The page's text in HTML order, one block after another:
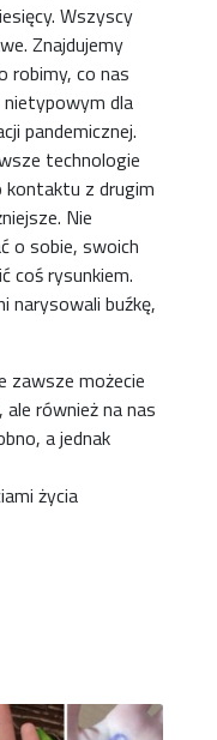
Wszyscy
Znajdujemy
robimy, co nas
dla
pandemicznej.
technologie
kontaktu z drugim
Nie
o sobie, swoich
coś rysunkiem.
narysowali buźkę,
zawsze możecie
również na nas
a jednak
życia